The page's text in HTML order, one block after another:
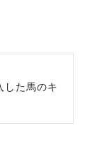
した馬のキ